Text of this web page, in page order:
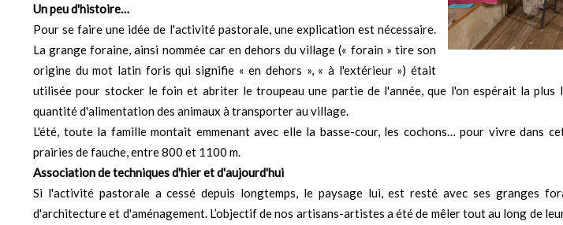
Un peu d'histoire…
Pour se faire une idée de l'activité pastorale, une explication est nécessaire.
La grange foraine, ainsi nommée car en dehors du village (« forain » tire son
origine du mot latin foris qui signifie « en dehors », « à l'extérieur ») était
utilisée pour stocker le foin et abriter le troupeau une partie de l'année, que l'on espérait la plus
quantité d'alimentation des animaux à transporter au village.
L'été, toute la famille montait emmenant avec elle la basse-cour, les cochons… pour vivre dans
prairies de fauche, entre 800 et 1100 m.
Association de techniques d'hier et d'aujourd'hui
Si l'activité pastorale a cessé depuis longtemps, le paysage lui, est resté avec ses granges
d'architecture et d'aménagement. L’objectif de nos artisans-artistes a été de mêler tout au long de